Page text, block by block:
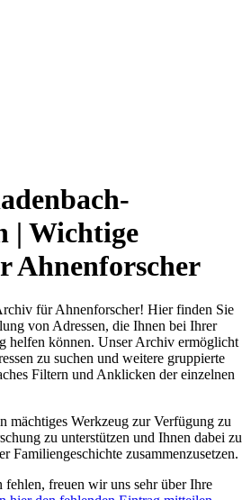
| Wichtige
Ahnenforscher
für Ahnenforscher! Hier finden Sie
von Adressen, die Ihnen bei Ihrer
helfen können. Unser Archiv ermöglicht
zu suchen und weitere gruppierte
Filtern und Anklicken der einzelnen
mächtiges Werkzeug zur Verfügung zu
zu unterstützen und Ihnen dabei zu
Familiengeschichte zusammenzusetzen.
fehlen, freuen wir uns sehr über Ihre